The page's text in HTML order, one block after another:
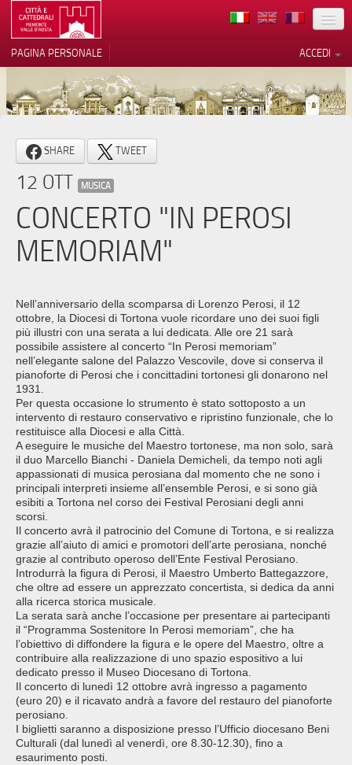
TERRITORIO
ARCHITETTURE
MUSEI
ITINERARI
EVENTI
CONTATTI
PRESS
ACCEDI
PAGINA PERSONALE
SHARE TWEET
12 OTT MUSICA
CONCERTO "IN PEROSI
MEMORIAM"
Nell’anniversario della scomparsa di Lorenzo Perosi, il 12
ottobre, la Diocesi di Tortona vuole ricordare uno dei suoi figli
più illustri con una serata a lui dedicata. Alle ore 21 sarà
possibile assistere al concerto “In Perosi memoriam”
nell’elegante salone del Palazzo Vescovile, dove si conserva il
pianoforte di Perosi che i concittadini tortonesi gli donarono nel
1931.
Per questa occasione lo strumento è stato sottoposto a un
intervento di restauro conservativo e ripristino funzionale, che lo
restituisce alla Diocesi e alla Città.
A eseguire le musiche del Maestro tortonese, ma non solo, sarà
il duo Marcello Bianchi - Daniela Demicheli, da tempo noti agli
appassionati di musica perosiana dal momento che ne sono i
principali interpreti insieme all’ensemble Perosi, e si sono già
esibiti a Tortona nel corso dei Festival Perosiani degli anni
scorsi.
Il concerto avrà il patrocinio del Comune di Tortona, e si realizza
grazie all’aiuto di amici e promotori dell’arte perosiana, nonché
grazie al contributo operoso dell’Ente Festival Perosiano.
Introdurrà la figura di Perosi, il Maestro Umberto Battegazzore,
che oltre ad essere un apprezzato concertista, si dedica da anni
alla ricerca storica musicale.
La serata sarà anche l’occasione per presentare ai partecipanti
il “Programma Sostenitore In Perosi memoriam”, che ha
l’obiettivo di diffondere la figura e le opere del Maestro, oltre a
contribuire alla realizzazione di uno spazio espositivo a lui
dedicato presso il Museo Diocesano di Tortona.
Il concerto di lunedì 12 ottobre avrà ingresso a pagamento
(euro 20) e il ricavato andrà a favore del restauro del pianoforte
perosiano.
I biglietti saranno a disposizione presso l’Ufficio diocesano Beni
Culturali (dal lunedì al venerdì, ore 8.30-12.30), fino a
esaurimento posti.
Informativa sulla raccolta
Le tue preferenze relative alla